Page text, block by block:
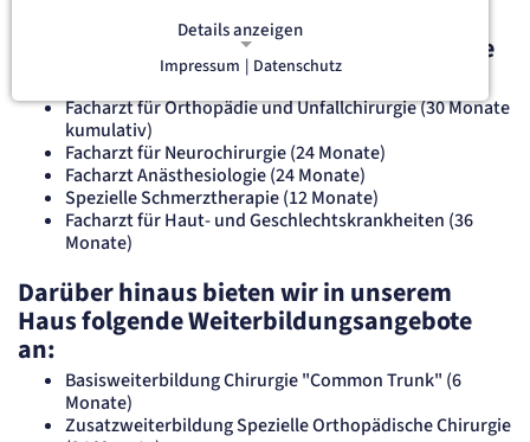
Ärztinnen und Ärzte können im
Krankenhaus Tabea in Hamburg folgende
Facharztausbildungen absolvieren:
Facharzt für Orthopädie und Unfallchirurgie (30 Monate
kumulativ)
Facharzt für Neurochirurgie (24 Monate)
Facharzt Anästhesiologie (24 Monate)
Spezielle Schmerztherapie (12 Monate)
Facharzt für Haut- und Geschlechtskrankheiten (36
Monate)
Darüber hinaus bieten wir in unserem
Haus folgende Weiterbildungsangebote
an:
Basisweiterbildung Chirurgie "Common Trunk" (6
Monate)
Zusatzweiterbildung Spezielle Orthopädische Chirurgie
Details anzeigen
NOTWENDIGE COOKIES
Notwendige Cookies ermöglichen
grundlegende Funktionen und sind für
die einwandfreie Funktion der Website
erforderlich.
etracker Sitzungs-Cookie
Name:
et_oi_v2
Anbieter:
Zweck:
Opt-In Cookie speichert die Entscheidung des Besuchers, wenn auf der Seite des
Kunden das Tracking Opt-In ausgespielt wird. Wird auch für ein eventuelles Opt-Out
verwendet.
Impressum | Datenschutz